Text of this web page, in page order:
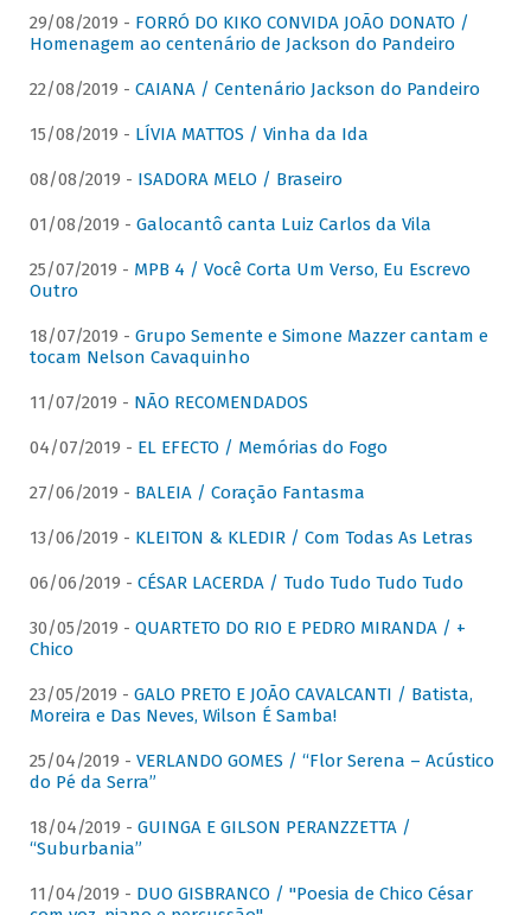
29/08/2019 - FORRÓ DO KIKO CONVIDA JOÃO DONATO /
Homenagem ao centenário de Jackson do Pandeiro
22/08/2019 - CAIANA / Centenário Jackson do Pandeiro
15/08/2019 - LÍVIA MATTOS / Vinha da Ida
08/08/2019 - ISADORA MELO / Braseiro
01/08/2019 - Galocantô canta Luiz Carlos da Vila
25/07/2019 - MPB 4 / Você Corta Um Verso, Eu Escrevo
Outro
18/07/2019 - Grupo Semente e Simone Mazzer cantam e
tocam Nelson Cavaquinho
11/07/2019 - NÃO RECOMENDADOS
04/07/2019 - EL EFECTO / Memórias do Fogo
27/06/2019 - BALEIA / Coração Fantasma
13/06/2019 - KLEITON & KLEDIR / Com Todas As Letras
06/06/2019 - CÉSAR LACERDA / Tudo Tudo Tudo Tudo
30/05/2019 - QUARTETO DO RIO E PEDRO MIRANDA / +
Chico
23/05/2019 - GALO PRETO E JOÃO CAVALCANTI / Batista,
Moreira e Das Neves, Wilson É Samba!
25/04/2019 - VERLANDO GOMES / “Flor Serena – Acústico
do Pé da Serra”
18/04/2019 - GUINGA E GILSON PERANZZETTA /
“Suburbania”
11/04/2019 - DUO GISBRANCO / "Poesia de Chico César